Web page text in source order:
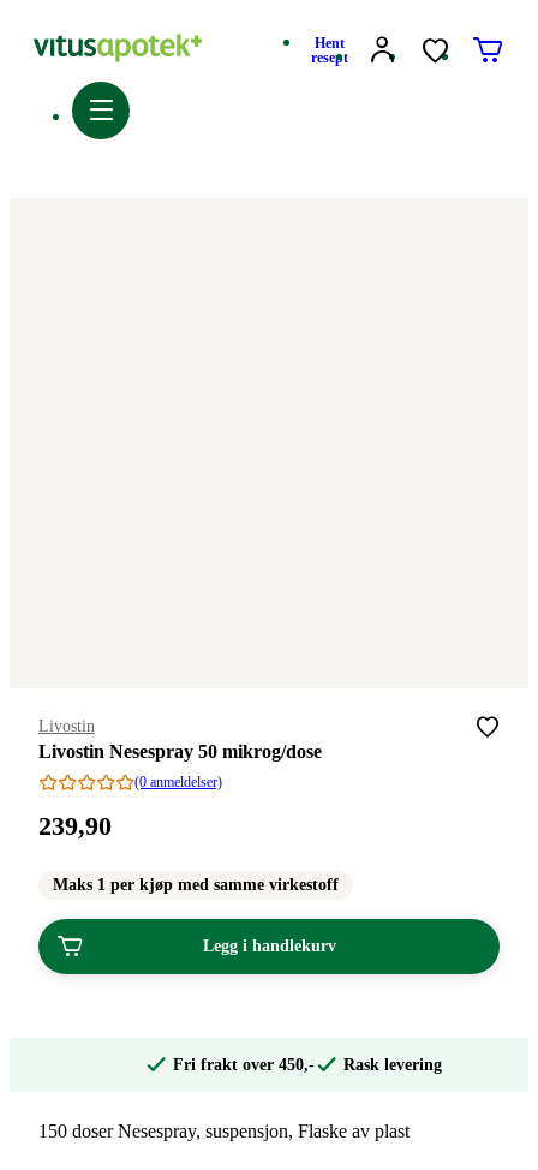
Hent
resept
Merke:
Livostin
Livostin Nesespray 50 mikrog/dose
(0 anmeldelser)
Pris:
kroner.
239,90
Maks 1 per kjøp med samme virkestoff
Legg i handlekurv
Fri frakt over 450,- Rask levering
150 doser Nesespray, suspensjon, Flaske av plast